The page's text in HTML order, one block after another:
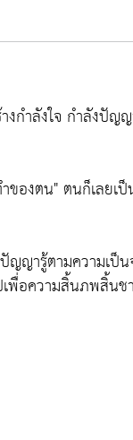
งกำลังใจ กำลังปัญ
ของตน"ตนก็เลยเ
ญารู้ตามความเป็น
พื่อความสิ้นภพสิ้น